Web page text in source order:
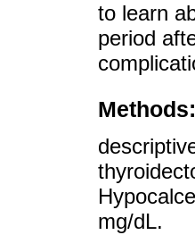
to learn
period
Methods:
mg/dL.